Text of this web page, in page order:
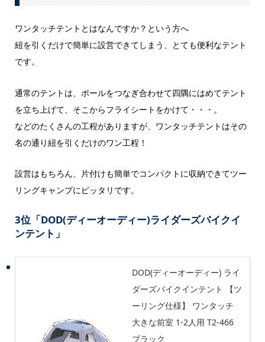
ワンタッチテントとはなんですか？という方へ
紐を引くだけで簡単に設営できてしまう、とても便利なテント
です。
通常のテントは、ポールをつなぎ合わせて四隅にはめてテント
を立ち上げて、そこからフライシートをかけて・・・。
などのたくさんの工程がありますが、ワンタッチテントはその
名の通り紐を引くだけのワン工程！
設営はもちろん、片付けも簡単でコンパクトに収納できてツー
リングキャンプにピッタリです。
3位「DOD(ディーオーディー)ライダーズバイクイ
ンテント」
DOD(ディーオーディー) ライ
ダーズバイクインテント 【ツ
ーリング仕様】 ワンタッチ
大きな前室 1-2人用 T2-466
ブラック